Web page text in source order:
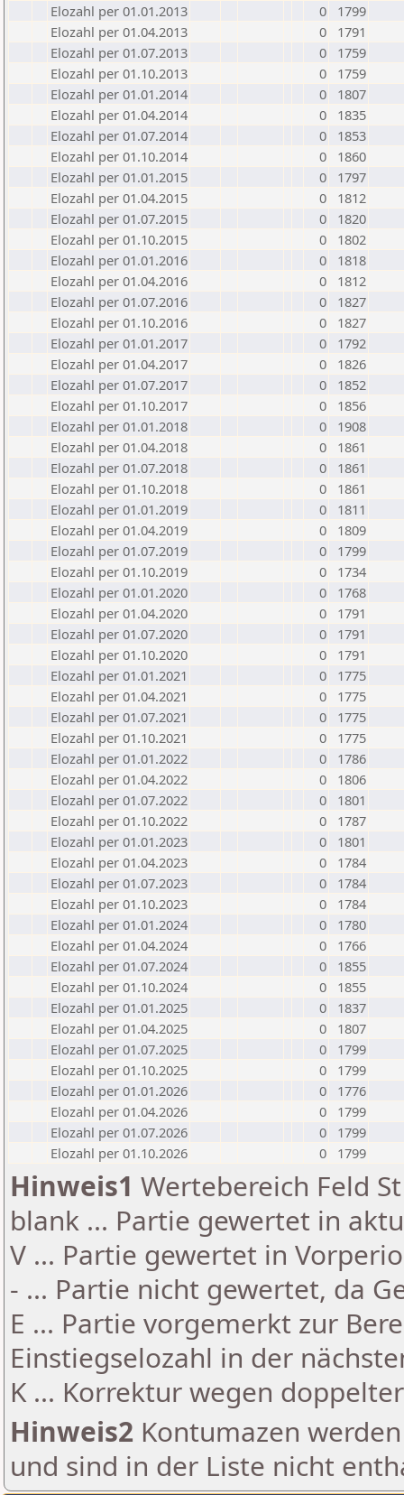
Elozahl per 01.01.2013
0
1799
Elozahl per 01.04.2013
0
1791
Elozahl per 01.07.2013
0
1759
Elozahl per 01.10.2013
0
1759
Elozahl per 01.01.2014
0
1807
Elozahl per 01.04.2014
0
1835
Elozahl per 01.07.2014
0
1853
Elozahl per 01.10.2014
0
1860
Elozahl per 01.01.2015
0
1797
Elozahl per 01.04.2015
0
1812
Elozahl per 01.07.2015
0
1820
Elozahl per 01.10.2015
0
1802
Elozahl per 01.01.2016
0
1818
Elozahl per 01.04.2016
0
1812
Elozahl per 01.07.2016
0
1827
Elozahl per 01.10.2016
0
1827
Elozahl per 01.01.2017
0
1792
Elozahl per 01.04.2017
0
1826
Elozahl per 01.07.2017
0
1852
Elozahl per 01.10.2017
0
1856
Elozahl per 01.01.2018
0
1908
Elozahl per 01.04.2018
0
1861
Elozahl per 01.07.2018
0
1861
Elozahl per 01.10.2018
0
1861
Elozahl per 01.01.2019
0
1811
Elozahl per 01.04.2019
0
1809
Elozahl per 01.07.2019
0
1799
Elozahl per 01.10.2019
0
1734
Elozahl per 01.01.2020
0
1768
Elozahl per 01.04.2020
0
1791
Elozahl per 01.07.2020
0
1791
Elozahl per 01.10.2020
0
1791
Elozahl per 01.01.2021
0
1775
Elozahl per 01.04.2021
0
1775
Elozahl per 01.07.2021
0
1775
Elozahl per 01.10.2021
0
1775
Elozahl per 01.01.2022
0
1786
Elozahl per 01.04.2022
0
1806
Elozahl per 01.07.2022
0
1801
Elozahl per 01.10.2022
0
1787
Elozahl per 01.01.2023
0
1801
Elozahl per 01.04.2023
0
1784
Elozahl per 01.07.2023
0
1784
Elozahl per 01.10.2023
0
1784
Elozahl per 01.01.2024
0
1780
Elozahl per 01.04.2024
0
1766
Elozahl per 01.07.2024
0
1855
Elozahl per 01.10.2024
0
1855
Elozahl per 01.01.2025
0
1837
Elozahl per 01.04.2025
0
1807
Elozahl per 01.07.2025
0
1799
Elozahl per 01.10.2025
0
1799
Elozahl per 01.01.2026
0
1776
Elozahl per 01.04.2026
0
1799
Elozahl per 01.07.2026
0
1799
Elozahl per 01.10.2026
0 1799
Hinweis1 Wertebereich Feld
blank ... Partie gewertet in
V ... Partie gewertet in
- ... Partie nicht gewertet, da
E ... Partie vorgemerkt zur
Einstiegselozahl in der
K ... Korrektur wegen
Hinweis2 Kontumazen
und sind in der Liste nicht